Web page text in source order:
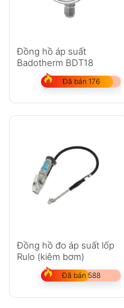
Không có bình luận nào
Đồng hồ áp suất
Badotherm BDT18
Đã bán 176
Đồng hồ đo áp suất lốp
Rulo (kiêm bơm)
Đã bán 588